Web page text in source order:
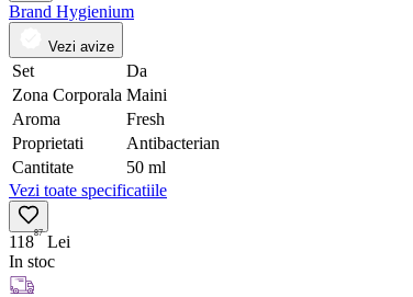
Brand Hygienium
Vezi avize
Set
Da
Zona Corporala Maini
Aroma
Fresh
Proprietati
Antibacterian
Cantitate
50 ml
Vezi toate specificatiile
11887 Lei
In stoc